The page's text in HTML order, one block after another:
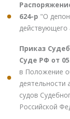
624-р "О
Приказ
Суде РФ от
в Положение
деятельности
судов
Российской